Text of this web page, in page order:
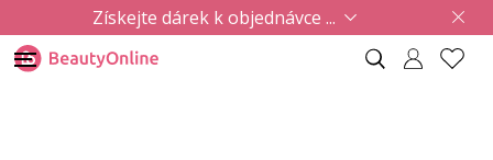
Získejte dárek k objednávce ...